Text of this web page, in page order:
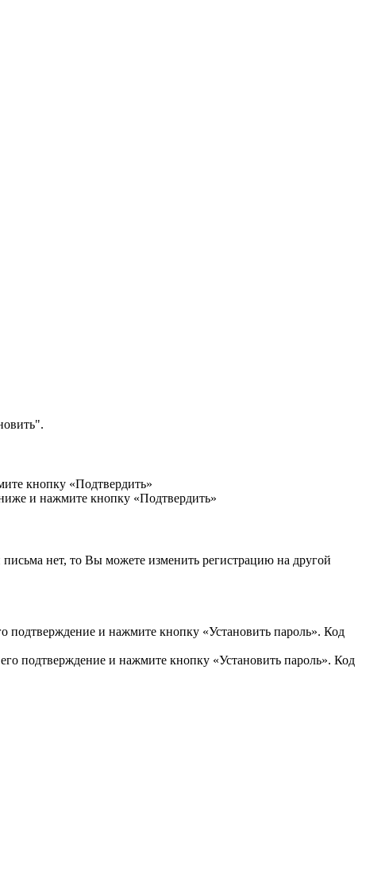
кнопку «Подтвердить»
и нажмите кнопку «Подтвердить»
нет, то Вы можете изменить регистрацию на другой
подтверждение и нажмите кнопку «Установить пароль». Код
подтверждение и нажмите кнопку «Установить пароль». Код